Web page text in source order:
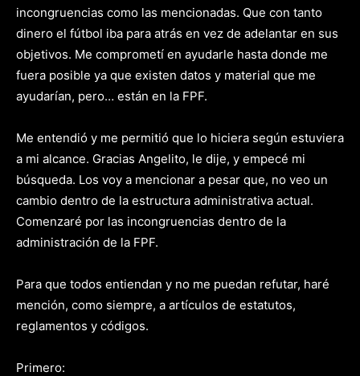
incongruencias como las mencionadas. Que con tanto
dinero el fútbol iba para atrás en vez de adelantar en sus
objetivos. Me comprometí en ayudarle hasta donde me
fuera posible ya que existen datos y material que me
ayudarían, pero… están en la FPF.
Me entendió y me permitió que lo hiciera según estuviera
a mi alcance. Gracias Angelito, le dije, y empecé mi
búsqueda. Los voy a mencionar a pesar que, no veo un
cambio dentro de la estructura administrativa actual.
Comenzaré por las incongruencias dentro de la
administración de la FPF.
Para que todos entiendan y no me puedan refutar, haré
mención, como siempre, a artículos de estatutos,
reglamentos y códigos.
Primero: